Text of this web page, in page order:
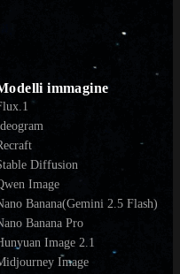
immagine
Diffusion
Image
Banana(Gemini 2.5 Flash)
Banana Pro
Image 2.1
Image